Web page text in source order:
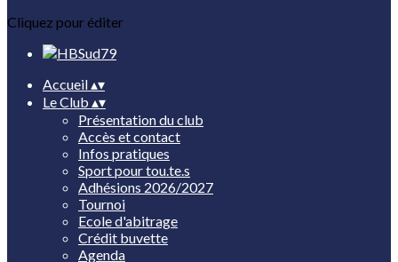
Cliquez pour éditer
Accueil▴▾
Le Club ▴▾
Présentation du club
Accès et contact
Infos pratiques
Sport pour tou.te.s
Adhésions 2026/2027
Tournoi
Ecole d'abitrage
Crédit buvette
Agenda